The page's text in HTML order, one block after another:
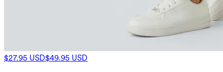
$27.95 USD$49.95 USD